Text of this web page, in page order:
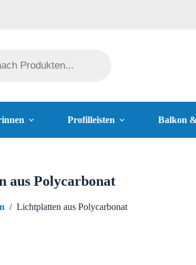
Profilleisten Balkon
aus Polycarbonat
/ Lichtplatten aus Polycarbonat